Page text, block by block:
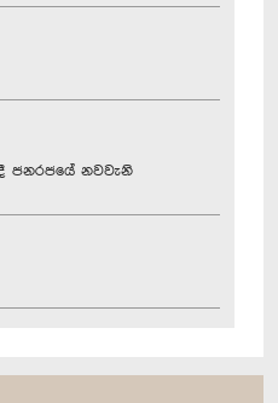
ජනරජයේ නවවැනි